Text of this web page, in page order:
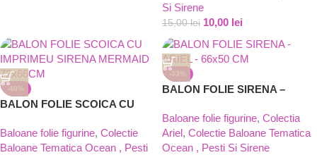
Si Sirene
15,00lei 10,00 lei
-40%
BALON FOLIE SCOICA CU
72x66CM
Baloane folie figurine, Colectie
Baloane Tematica Ocean , Pesti
-33%
BALON FOLIE SIRENA –
Baloane folie figurine, Colectia
Ariel, Colectie Baloane Tematica
Ocean , Pesti Si Sirene